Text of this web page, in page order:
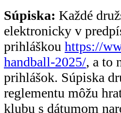
Súpiska: Každé
elektronicky v
prihláškou https://
handball-2025/, a to
prihlášok. Súpiska
reglementu môžu
klubu s dátumom